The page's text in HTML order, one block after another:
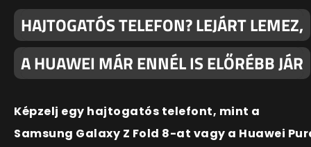
HAJTOGATÓS TELEFON? LEJÁRT LEMEZ,
A HUAWEI MÁR ENNÉL IS ELŐRÉBB JÁR
Képzelj egy hajtogatós telefont, mint a
Samsung Galaxy Z Fold 8-at vagy a Huawei